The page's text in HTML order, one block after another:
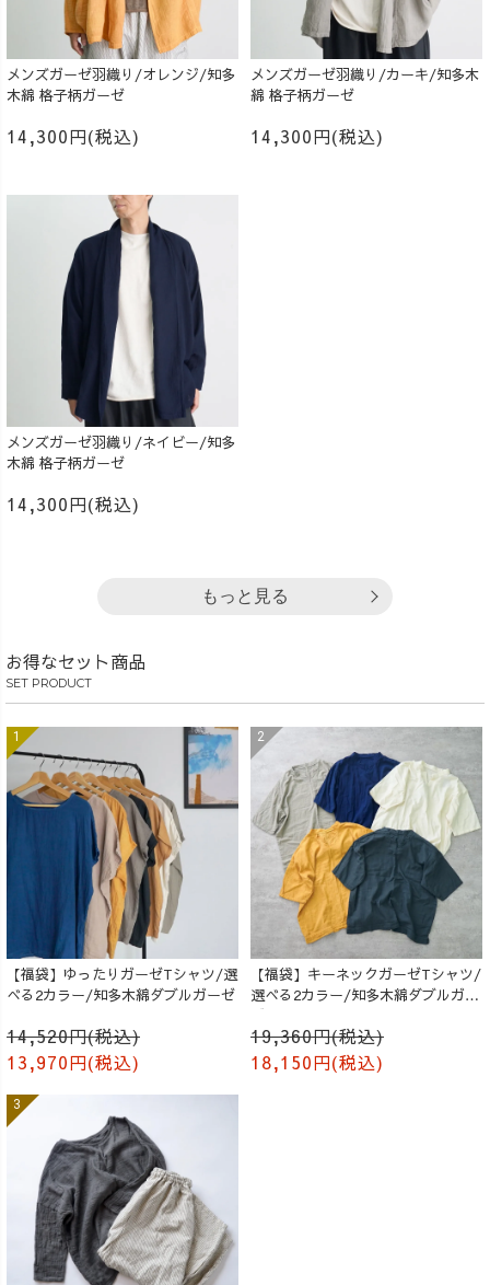
メンズガーゼ羽織り/オレンジ/知多
木綿 格子柄ガーゼ
14,300円(税込)
メンズガーゼ羽織り/カーキ/知多木
綿 格子柄ガーゼ
14,300円(税込)
メンズガーゼ羽織り/ネイビー/知多
木綿 格子柄ガーゼ
14,300円(税込)
もっと見る
お得なセット商品
SET PRODUCT
【福袋】ゆったりガーゼTシャツ/選
べる2カラー/知多木綿ダブルガーゼ
14,520円(税込)
13,970円(税込)
【福袋】キーネックガーゼTシャツ/
選べる2カラー/知多木綿ダブルガー
ゼ
19,360円(税込)
18,150円(税込)